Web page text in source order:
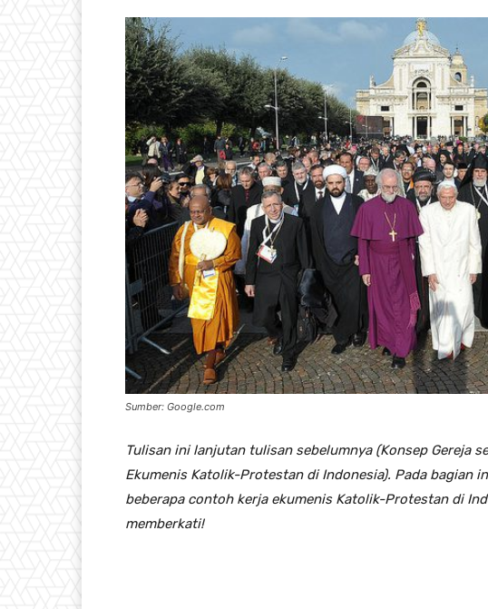
Sumber: Google.com
Tulisan ini lanjutan tulisan sebelumnya (Konsep Gereja
Ekumenis Katolik-Protestan di Indonesia). Pada bagian
beberapa contoh kerja ekumenis Katolik-Protestan di
memberkati!